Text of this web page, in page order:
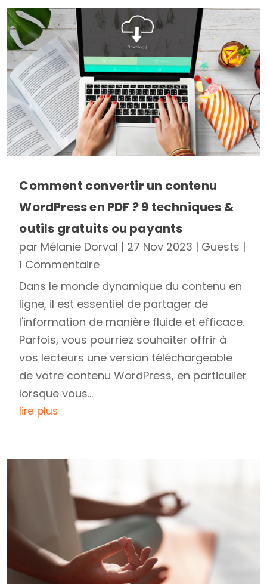
Comment convertir un contenu
WordPress en PDF ? 9 techniques &
outils gratuits ou payants
par Mélanie Dorval | 27 Nov 2023 | Guests |
1 Commentaire
Dans le monde dynamique du contenu en
ligne, il est essentiel de partager de
l'information de manière fluide et efficace.
Parfois, vous pourriez souhaiter offrir à
vos lecteurs une version téléchargeable
de votre contenu WordPress, en particulier
lorsque vous...
lire plus